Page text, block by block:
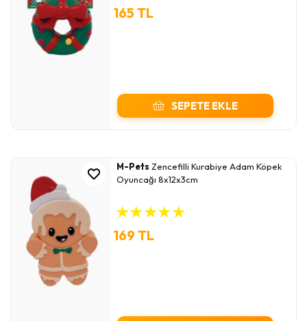
165 TL
SEPETE EKLE
M-Pets Zencefilli Kurabiye Adam Köpek
Oyuncağı 8x12x3cm
★★★★★
169 TL